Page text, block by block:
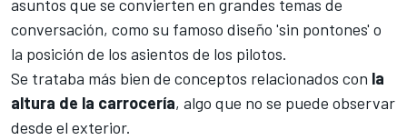
asuntos que se convierten en grandes temas de
conversación, como su famoso diseño 'sin pontones' o
la posición de los asientos de los pilotos.
Se trataba más bien de conceptos relacionados con la
altura de la carrocería, algo que no se puede observar
desde el exterior.